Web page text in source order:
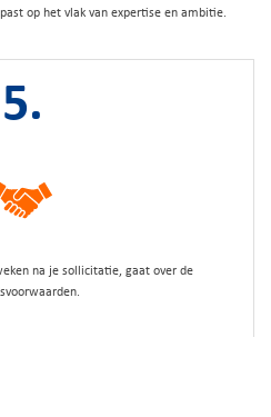
op het vlak van expertise en ambitie.
5.
na je sollicitatie, gaat over de